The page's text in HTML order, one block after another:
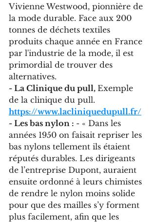
Vivienne Westwood, pionnière de
la mode durable. Face aux 200
tonnes de déchets textiles
produits chaque année en France
par l'industrie de la mode, il est
primordial de trouver des
alternatives.
- La Clinique du pull, Exemple
de la clinique du pull.
https://www.lacliniquedupull.fr/
- Les bas nylon : - « Dans les
années 1950 on faisait repriser les
bas nylons tellement ils étaient
réputés durables. Les dirigeants
de l’entreprise Dupont, auraient
ensuite ordonné à leurs chimistes
de rendre le nylon moins solide
pour que des mailles s’y forment
plus facilement, afin que les